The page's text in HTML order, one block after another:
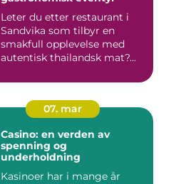
Leter du etter restaurant i
Sandvika som tilbyr en
smakfull opplevelse med
autentisk thailandsk mat?...
07. mar
Casino: en verden av
spenning og
underholdning
Kasinoer har i mange år